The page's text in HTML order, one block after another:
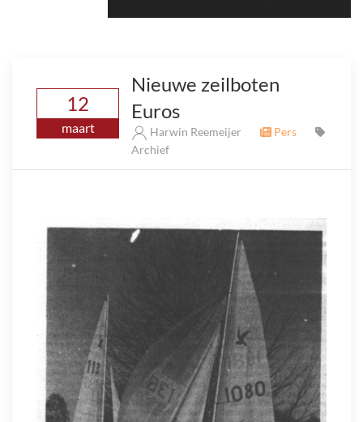
12
maart
Nieuwe zeilboten
Euros
Harwin Reemeijer
Pers
Archief